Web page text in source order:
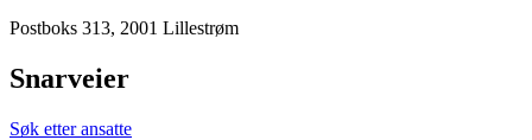
Postboks 313, 2001 Lillestrøm
Snarveier
Søk etter ansatte